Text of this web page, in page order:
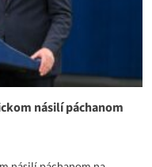
násilí páchanom